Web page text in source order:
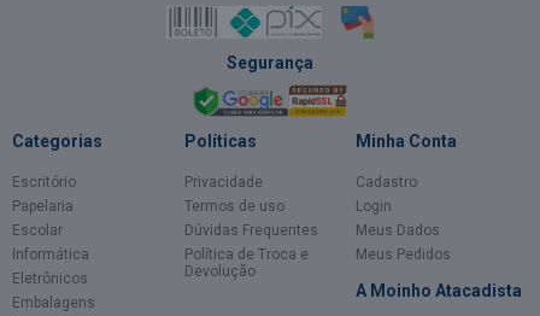
Segurança
Categorias
Escritório
Papelaria
Escolar
Informática
Eletrônicos
Embalagens
Políticas
Privacidade
Termos de uso
Dúvidas Frequentes
Política de Troca e
Devolução
Minha Conta
Cadastro
Login
Meus Dados
Meus Pedidos
A Moinho Atacadista